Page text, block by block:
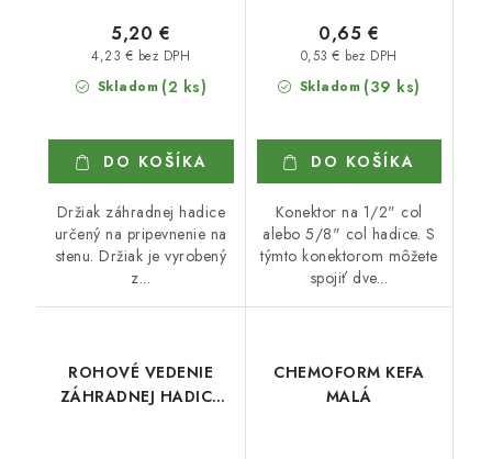
Skladom (2 ks)
4,23 € bez DPH
5,20 €
DO KOŠÍKA
Držiak záhradnej hadice
určený na pripevnenie na
stenu. Držiak je vyrobený
z...
Skladom (39 ks)
0,53 € bez DPH
0,65 €
DO KOŠÍKA
Konektor na 1/2" col
alebo 5/8" col hadice. S
týmto konektorom môžete
spojiť dve...
ROHOVÉ VEDENIE
ZÁHRADNEJ HADICE
CHEMOFORM KEFA
MALÁ